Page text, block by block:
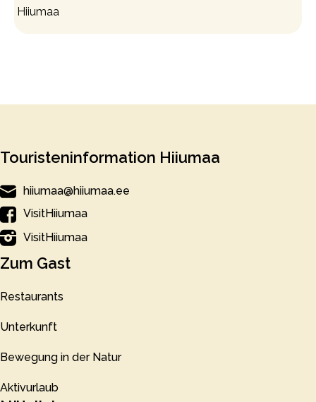
Hiiumaa
Touristeninformation Hiiumaa
hiiumaa@hiiumaa.ee
VisitHiiumaa
VisitHiiumaa
Zum Gast
Restaurants
Unterkunft
Bewegung in der Natur
Aktivurlaub